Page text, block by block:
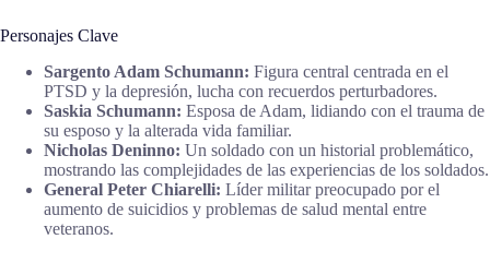
Personajes Clave
Sargento Adam Schumann: Figura central centrada en el
PTSD y la depresión, lucha con recuerdos perturbadores.
Saskia Schumann: Esposa de Adam, lidiando con el trauma de
su esposo y la alterada vida familiar.
Nicholas Deninno: Un soldado con un historial problemático,
mostrando las complejidades de las experiencias de los soldados.
General Peter Chiarelli: Líder militar preocupado por el
aumento de suicidios y problemas de salud mental entre
veteranos.